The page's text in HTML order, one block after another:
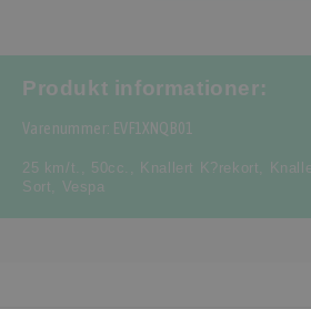
Produkt informationer:
Varenummer: EVF1XNQB01
25 km/t. , 50cc. , Knallert K?rekort,
Sort, Vespa